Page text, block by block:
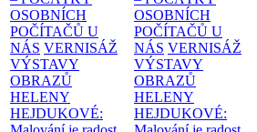
OSOBNÍCH
POČÍTAČŮ U
NÁS VERNISÁŽ
VÝSTAVY
OBRAZŮ
HELENY
HEJDUKOVÉ:
OSOBNÍCH
POČÍTAČŮ U
NÁS VERNISÁŽ
VÝSTAVY
OBRAZŮ
HELENY
HEJDUKOVÉ: